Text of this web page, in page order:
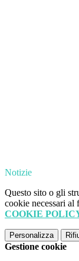
Notizie
Questo sito o gli
cookie necessari
COOKIE
Personalizza
Gestione cookie